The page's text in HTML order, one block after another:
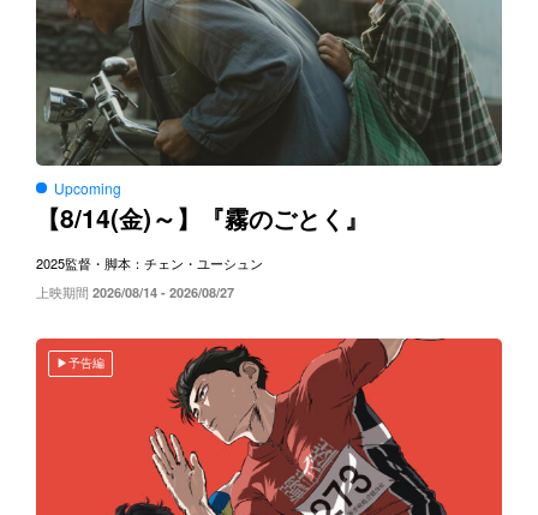
Upcoming
【8/14(金)～】『霧のごとく』
2025監督・脚本：チェン・ユーシュン
上映期間 2026/08/14 - 2026/08/27
予告編